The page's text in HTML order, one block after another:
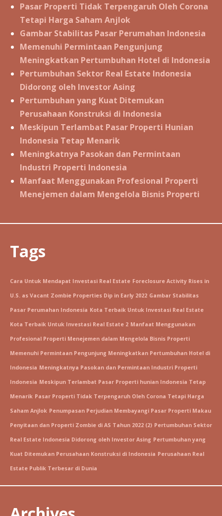
Pasar Properti Tidak Terpengaruh Oleh Corona
Tetapi Harga Saham Anjlok
Gambar Stabilitas Pasar Perumahan Indonesia
Memenuhi Permintaan Pengunjung
Meningkatkan Pertumbuhan Hotel di Indonesia
Pertumbuhan Sektor Real Estate Indonesia
Didorong oleh Investor Asing
Pertumbuhan yang Kuat Ditemukan
Perusahaan Konstruksi di Indonesia
Meskipun Terlambat Pasar Properti Hunian
Indonesia Tetap Menarik
Meningkatnya Pasokan dan Permintaan
Industri Properti Indonesia
Manfaat Menggunakan Profesional Properti
Menejemen dalam Mengelola Bisnis Properti
Tags
Cara Untuk Mendapat Investasi Real Estate Foreclosure Activity Rises in
U.S. as Vacant Zombie Properties Dip in Early 2022 Gambar Stabilitas
Pasar Perumahan Indonesia Kota Terbaik Untuk Investasi Real Estate
Kota Terbaik Untuk Investasi Real Estate 2 Manfaat Menggunakan
Profesional Properti Menejemen dalam Mengelola Bisnis Properti
Memenuhi Permintaan Pengunjung Meningkatkan Pertumbuhan Hotel di
Indonesia Meningkatnya Pasokan dan Permintaan Industri Properti
Indonesia Meskipun Terlambat Pasar Properti hunian Indonesia Tetap
Menarik Pasar Properti Tidak Terpengaruh Oleh Corona Tetapi Harga
Saham Anjlok Penumpasan Perjudian Membayangi Pasar Properti Makau
Penyitaan dan Properti Zombie di AS Tahun 2022 (2) Pertumbuhan Sektor
Real Estate Indonesia Didorong oleh Investor Asing Pertumbuhan yang
Kuat Ditemukan Perusahaan Konstruksi di Indonesia Perusahaan Real
Estate Publik Terbesar di Dunia